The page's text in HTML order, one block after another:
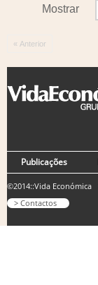
Mostrar
« Anterior
Publicações
©2014::Vida Económica
> Contactos